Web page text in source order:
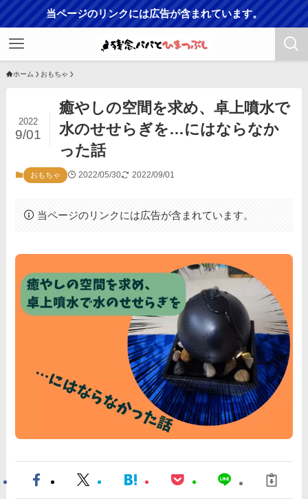
当ページのリンクには広告が含まれています。
ホーム おもちゃ
癒やしの空間を求め、卓上噴水で
水のせせらぎを…にはならなか
った話
2022
9/01
おもちゃ 2022/05/30 2022/09/01
当ページのリンクには広告が含まれています。